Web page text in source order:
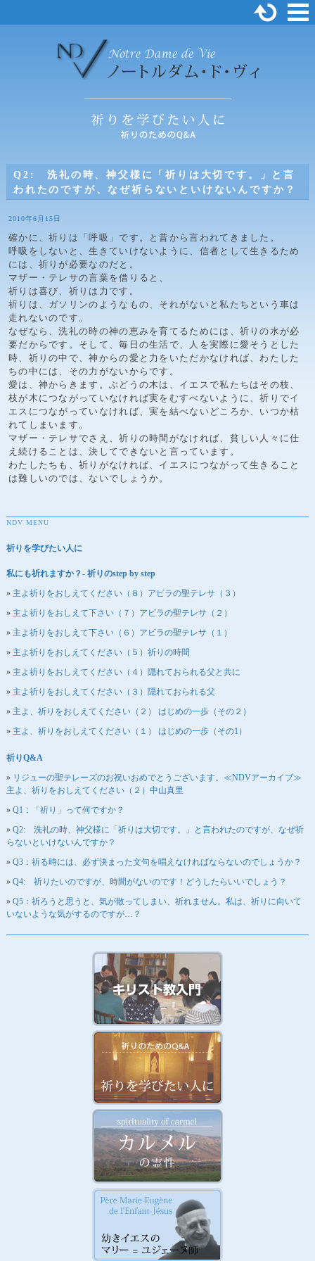
Q2: 洗礼の時、神父様に「祈りは大切です。」と言
われたのですが、なぜ祈らないといけないんですか？
2010年6月15日
確かに、祈りは「呼吸」です。と昔から言われてきました。
呼吸をしないと、生きていけないように、信者として生きるため
には、祈りが必要なのだと。
マザー・テレサの言葉を借りると、
祈りは喜び、祈りは力です。
祈りは、ガソリンのようなもの、それがないと私たちという車は
走れないのです。
なぜなら、洗礼の時の神の恵みを育てるためには、祈りの水が必
要だからです。そして、毎日の生活で、人を実際に愛そうとした
時、祈りの中で、神からの愛と力をいただかなければ、わたした
ちの中には、その力がないからです。
愛は、神からきます。ぶどうの木は、イエスで私たちはその枝、
枝が木につながっていなければ実をむすべないように、祈りでイ
エスにつながっていなければ、実を結べないどころか、いつか枯
れてしまいます。
マザー・テレサでさえ、祈りの時間がなければ、貧しい人々に仕
え続けることは、決してできないと言っています。
わたしたちも、祈りがなければ、イエスにつながって生きること
は難しいのでは、ないでしょうか。
NDV MENU
祈りを学びたい人に
私にも祈れますか？- 祈りのstep by step
主よ祈りをおしえてください（８）アビラの聖テレサ（３）
主よ祈りをおしえて下さい（７）アビラの聖テレサ（２）
主よ祈りをおしえて下さい（６）アビラの聖テレサ（１）
主よ祈りをおしえてください（５）祈りの時間
主よ祈りをおしえてください（４）隠れておられる父と共に
主よ祈りをおしえてください（３）隠れておられる父
主よ、祈りをおしえてください（２） はじめの一歩（その２）
主よ、祈りをおしえてください（１） はじめの一歩（その1）
祈りQ&A
リジューの聖テレーズのお祝いおめでとうございます。≪NDVアーカイブ≫
主よ、祈りをおしえてください（２）中山真里
Q1：「祈り」って何ですか？
Q2: 洗礼の時、神父様に「祈りは大切です。」と言われたのですが、なぜ祈
らないといけないんですか？
Q3：祈る時には、必ず決まった文句を唱えなければならないのでしょうか？
Q4: 祈りたいのですが、時間がないのです！どうしたらいいでしょう？
Q5：祈ろうと思うと、気が散ってしまい、祈れません。私は、祈りに向いて
いないような気がするのですが…？